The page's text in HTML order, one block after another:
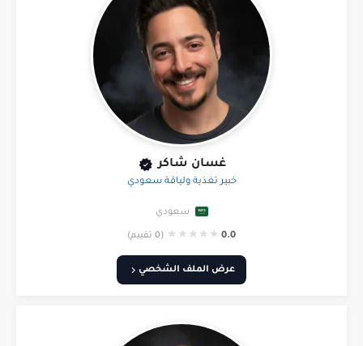
غسان شاكر
خبير تغذية ولياقة سعودي
سعودي
0.0
★
★
★
★
★ (0 تقييم)
عرض الملف الشخصي